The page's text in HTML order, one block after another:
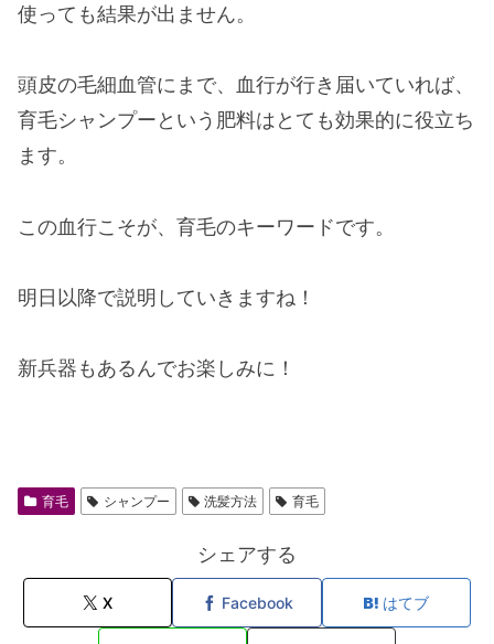
使っても結果が出ません。
頭皮の毛細血管にまで、血行が行き届いていれば、
育毛シャンプーという肥料はとても効果的に役立ち
ます。
この血行こそが、育毛のキーワードです。
明日以降で説明していきますね！
新兵器もあるんでお楽しみに！
育毛 シャンプー 洗髪方法 育毛
シェアする
X Facebook はてブ